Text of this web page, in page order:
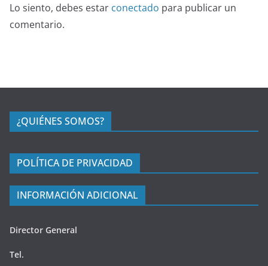
Lo siento, debes estar conectado para publicar un
comentario.
¿QUIÉNES SOMOS?
POLÍTICA DE PRIVACIDAD
INFORMACIÓN ADICIONAL
Director General
Tel.